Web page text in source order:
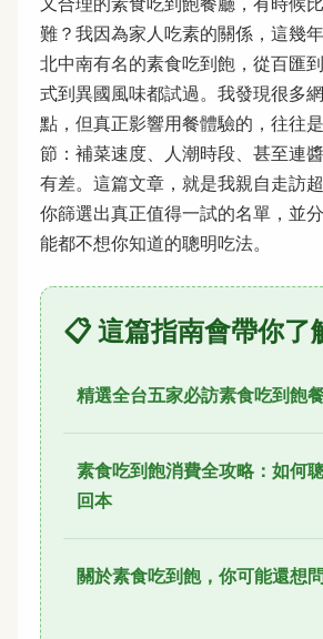
難？我因為家人吃素的關係，這幾
北中南有名的素食吃到飽，從百匯
式到異國風味都試過。我發現很多
點，但真正影響用餐體驗的，往往
節：補菜速度、人潮時段、甚至連
有差。這篇文章，就是我親自走訪
你篩選出真正值得一試的名單，並
能都不想你知道的聰明吃法。
📋 這篇指南會帶你了
精選全台五家必訪素食吃到飽
素食吃到飽消費全攻略：如何
回本
關於素食吃到飽，你可能還想